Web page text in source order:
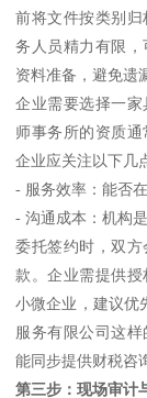
前将文件按类别
务人员精力有限
资料准备，避免遗
企业需要选择一
师事务所的资质通
企业应关注以下几
- 服务效率：能否
- 沟通成本：机构
委托签约时，双
款。企业需提供
小微企业，建议优
服务有限公司这
能同步提供财税咨
第三步：现场审计